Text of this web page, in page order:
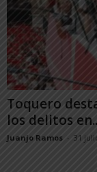
Toquero
los delitos
Juanjo Ramos - 31